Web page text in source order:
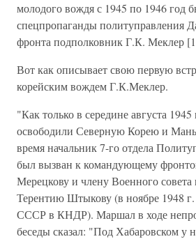
молодого вождя с 1945 по 1946 год
спецпропаганды политуправления
фронта подполковник Г.К. Меклер
Вот как описывает свою первую
корейским вождем Г.К.Меклер.
"Как только в середине августа
освободили Северную Корею и
время начальник 7-го отдела
был вызван к командующему
Мерецкову и члену Военного совета
Терентию Штыкову (в ноябре 1948
СССР в КНДР). Маршал в ходе
беседы сказал: "Под Хабаровском у